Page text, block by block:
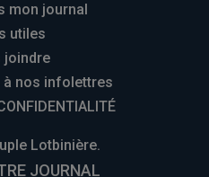
mon journal
utiles
joindre
à nos infolettres
Lotbinière.
JOURNAL